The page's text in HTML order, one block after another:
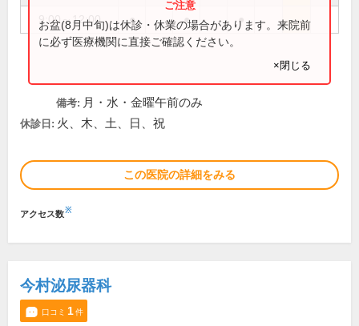
9:00～12:00 ● ● ●
お盆(8月中旬)は休診・休業の場合があります。来院前
に必ず医療機関に直接ご確認ください。
×閉じる
備考: 月・水・金曜午前のみ
休診日: 火、木、土、日、祝
この医院の詳細をみる
アクセス数※
今村泌尿器科
口コミ 1件